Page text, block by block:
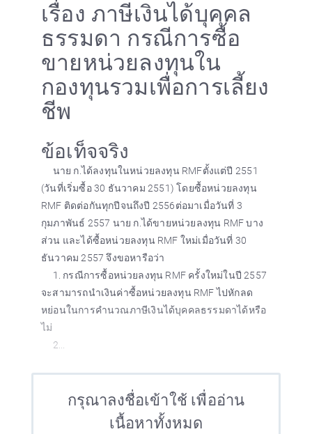
เรื่อง ภาษีเงินได้บุคคล
ธรรมดา กรณีการซื้อ
ขายหน่วยลงทุนใน
กองทุนรวมเพื่อการเลี้ยง
ชีพ
ข้อเท็จจริง
นาย ก.ได้ลงทุนในหน่วยลงทุน RMFตั้งแต่ปี 2551
(วันที่เริ่มซื้อ 30 ธันวาคม 2551) โดยซื้อหน่วยลงทุน
RMF ติดต่อกันทุกปีจนถึงปี 2556ต่อมาเมื่อวันที่ 3
กุมภาพันธ์ 2557 นาย ก.ได้ขายหน่วยลงทุน RMF บาง
ส่วน และได้ซื้อหน่วยลงทุน RMF ใหม่เมื่อวันที่ 30
ธันวาคม 2557 จึงขอหารือว่า
1. กรณีการซื้อหน่วยลงทุน RMF ครั้งใหม่ในปี 2557
จะสามารถนำเงินค่าซื้อหน่วยลงทุน RMF ไปหักลด
หย่อนในการคำนวณภาษีเงินได้บุคคลธรรมดาได้หรือ
ไม่
2...
กรุณาลงชื่อเข้าใช้ เพื่ออ่าน
เนื้อหาทั้งหมด